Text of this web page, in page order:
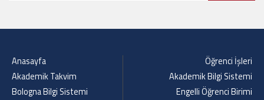
Anasayfa
Akademik Takvim
Bologna Bilgi Sistemi
Öğrenci İşleri
Akademik Bilgi Sistemi
Engelli Öğrenci Birimi